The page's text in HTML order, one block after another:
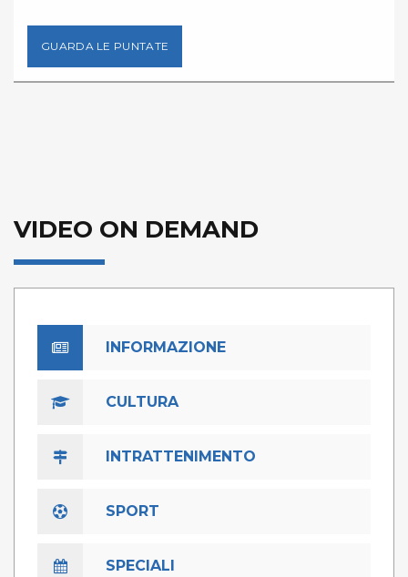
GUARDA LE PUNTATE
VIDEO ON DEMAND
INFORMAZIONE
CULTURA
INTRATTENIMENTO
SPORT
SPECIALI